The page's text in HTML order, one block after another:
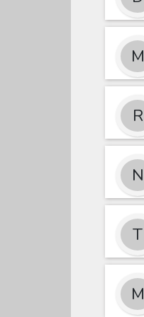
M
R
N
T
M